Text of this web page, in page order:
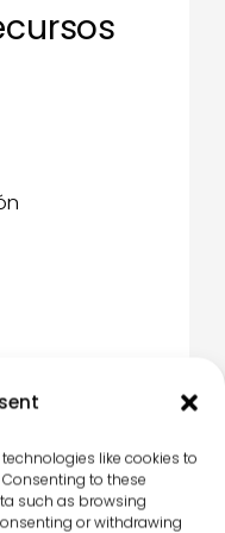
like cookies to
to these
such as browsing
or withdrawing
de